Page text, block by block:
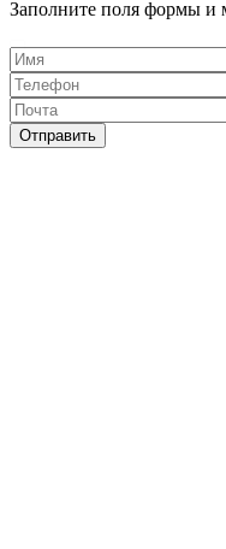
Заполните поля формы и
Отправить